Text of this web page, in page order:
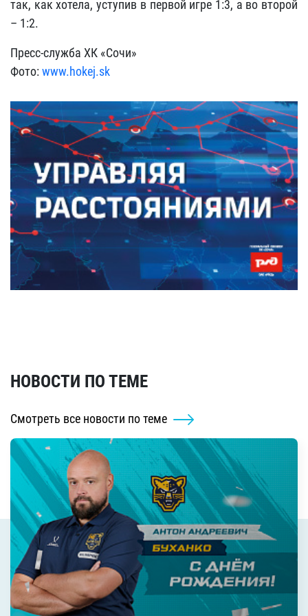
так, как хотела, уступив в первой игре 1:3, а во второй
– 1:2.
Пресс-служба ХК «Сочи»
Фото:www.hokej.sk
НОВОСТИ ПО ТЕМЕ
Смотреть все новости по теме